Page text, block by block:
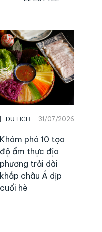
DU LỊCH 31/07/2026
Khám phá 10 tọa
độ ẩm thực địa
phương trải dài
khắp châu Á dịp
cuối hè